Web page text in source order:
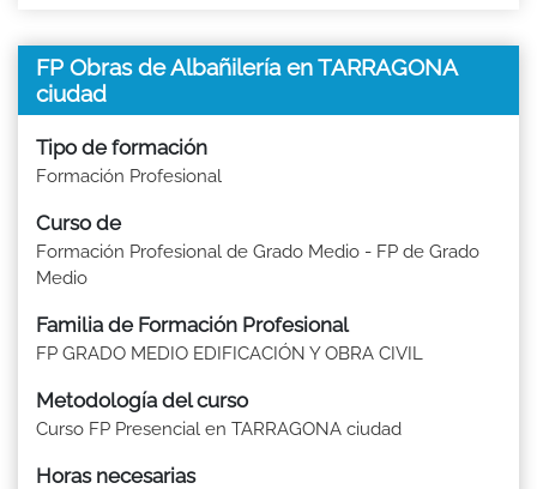
FP Obras de Albañilería en TARRAGONA
ciudad
Tipo de formación
Formación Profesional
Curso de
Formación Profesional de Grado Medio - FP de Grado
Medio
Familia de Formación Profesional
FP GRADO MEDIO EDIFICACIÓN Y OBRA CIVIL
Metodología del curso
Curso FP Presencial en TARRAGONA ciudad
Horas necesarias